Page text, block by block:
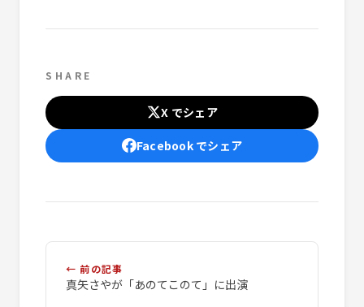
SHARE
X でシェア
Facebook でシェア
← 前の記事
真矢さやが「あのてこのて」に出演